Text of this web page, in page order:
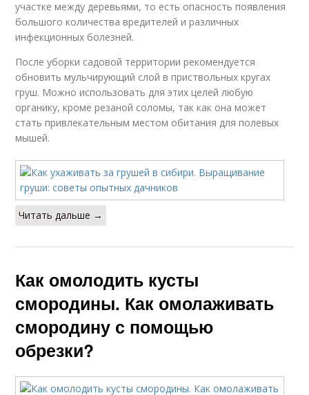
участке между деревьями, то есть опасность появления
большого количества вредителей и различных
инфекционных болезней.
После уборки садовой территории рекомендуется
обновить мульчирующий слой в приствольных кругах
груш. Можно использовать для этих целей любую
органику, кроме резаной соломы, так как она может
стать привлекательным местом обитания для полевых
мышей.
Читать дальше →
Как омолодить кусты
смородины. Как омолаживать
смородину с помощью
обрезки?